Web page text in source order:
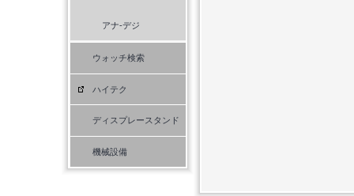
アナ-デジ
ウォッチ検索
ハイテク
ディスプレースタンド
機械設備